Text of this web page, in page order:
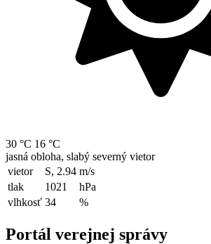
30 °C 16 °C
jasná obloha, slabý severný vietor
vietor
S, 2.94 m/s
tlak
1021
hPa
vlhkosť 34 %
Portál verejnej správy